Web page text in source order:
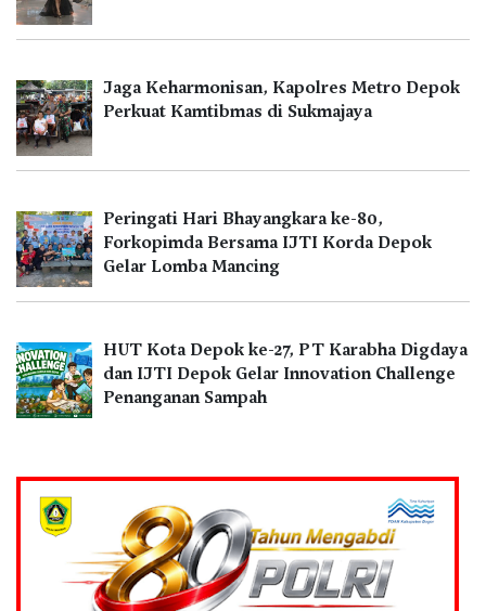
Jaga Keharmonisan, Kapolres Metro Depok
Perkuat Kamtibmas di Sukmajaya
Peringati Hari Bhayangkara ke-80,
Forkopimda Bersama IJTI Korda Depok
Gelar Lomba Mancing
HUT Kota Depok ke-27, PT Karabha Digdaya
dan IJTI Depok Gelar Innovation Challenge
Penanganan Sampah